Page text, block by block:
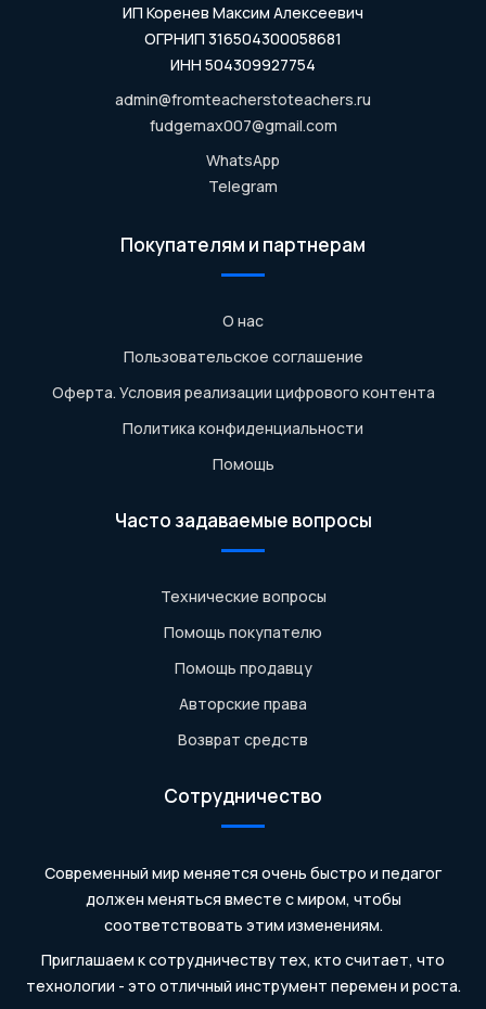
ИП Коренев Максим Алексеевич
ОГРНИП 316504300058681
ИНН 504309927754
admin@fromteacherstoteachers.ru
fudgemax007@gmail.com
WhatsApp
Telegram
Покупателям и партнерам
О нас
Пользовательское соглашение
Оферта. Условия реализации цифрового контента
Политика конфиденциальности
Помощь
Часто задаваемые вопросы
Технические вопросы
Помощь покупателю
Помощь продавцу
Авторские права
Возврат средств
Сотрудничество
Современный мир меняется очень быстро и педагог
должен меняться вместе с миром, чтобы
соответствовать этим изменениям.
Приглашаем к сотрудничеству тех, кто считает, что
технологии - это отличный инструмент перемен и роста.